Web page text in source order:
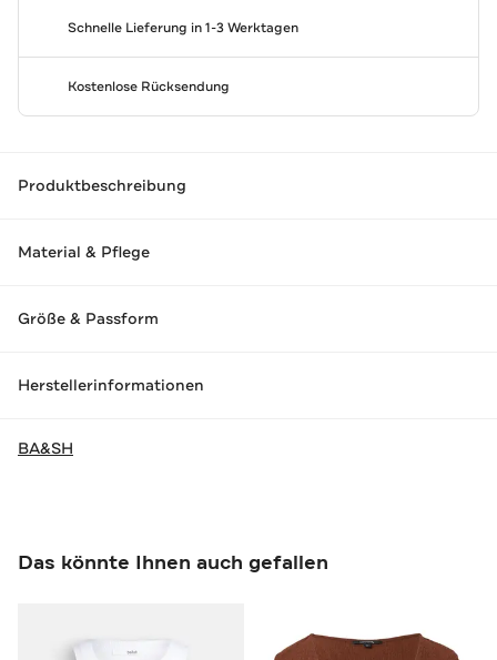
Schnelle Lieferung in 1-3 Werktagen
Kostenlose Rücksendung
Produktbeschreibung
Material & Pflege
Größe & Passform
Herstellerinformationen
BA&SH
Das könnte Ihnen auch gefallen